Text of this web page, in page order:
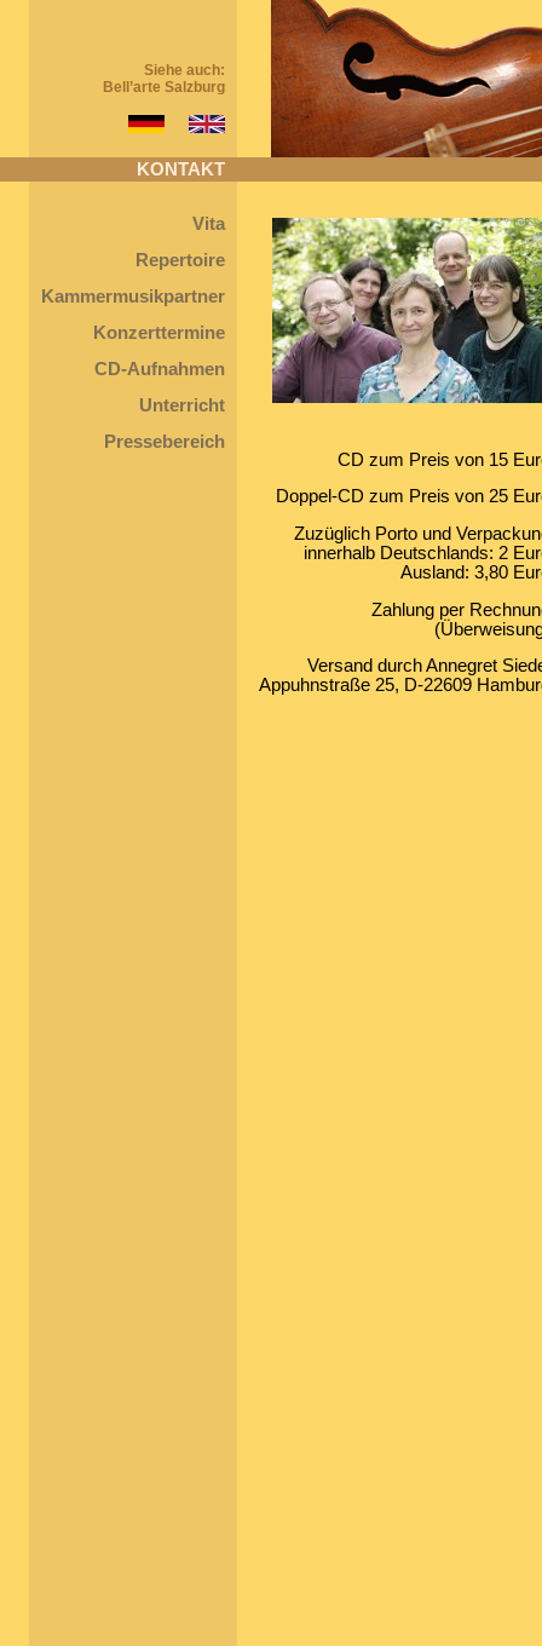
Siehe auch:
Bell’arte Salzburg
KONTAKT
Vita
Repertoire
Kammermusikpartner
Konzerttermine
CD-Aufnahmen
Unterricht
Pressebereich
CD zum Preis von 15
Doppel-CD zum Preis von 25
Zuzüglich Porto und
innerhalb Deutschlands: 2
Ausland: 3,80
Zahlung per
Versand durch Annegret
Appuhnstraße 25, D-22609